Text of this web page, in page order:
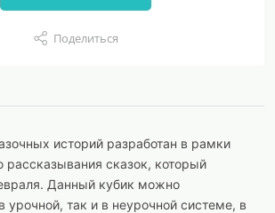
Поделиться
историй разработан в рамки
рассказывания сказок, который
Данный кубик можно
урочной, так и в неурочной системе, в